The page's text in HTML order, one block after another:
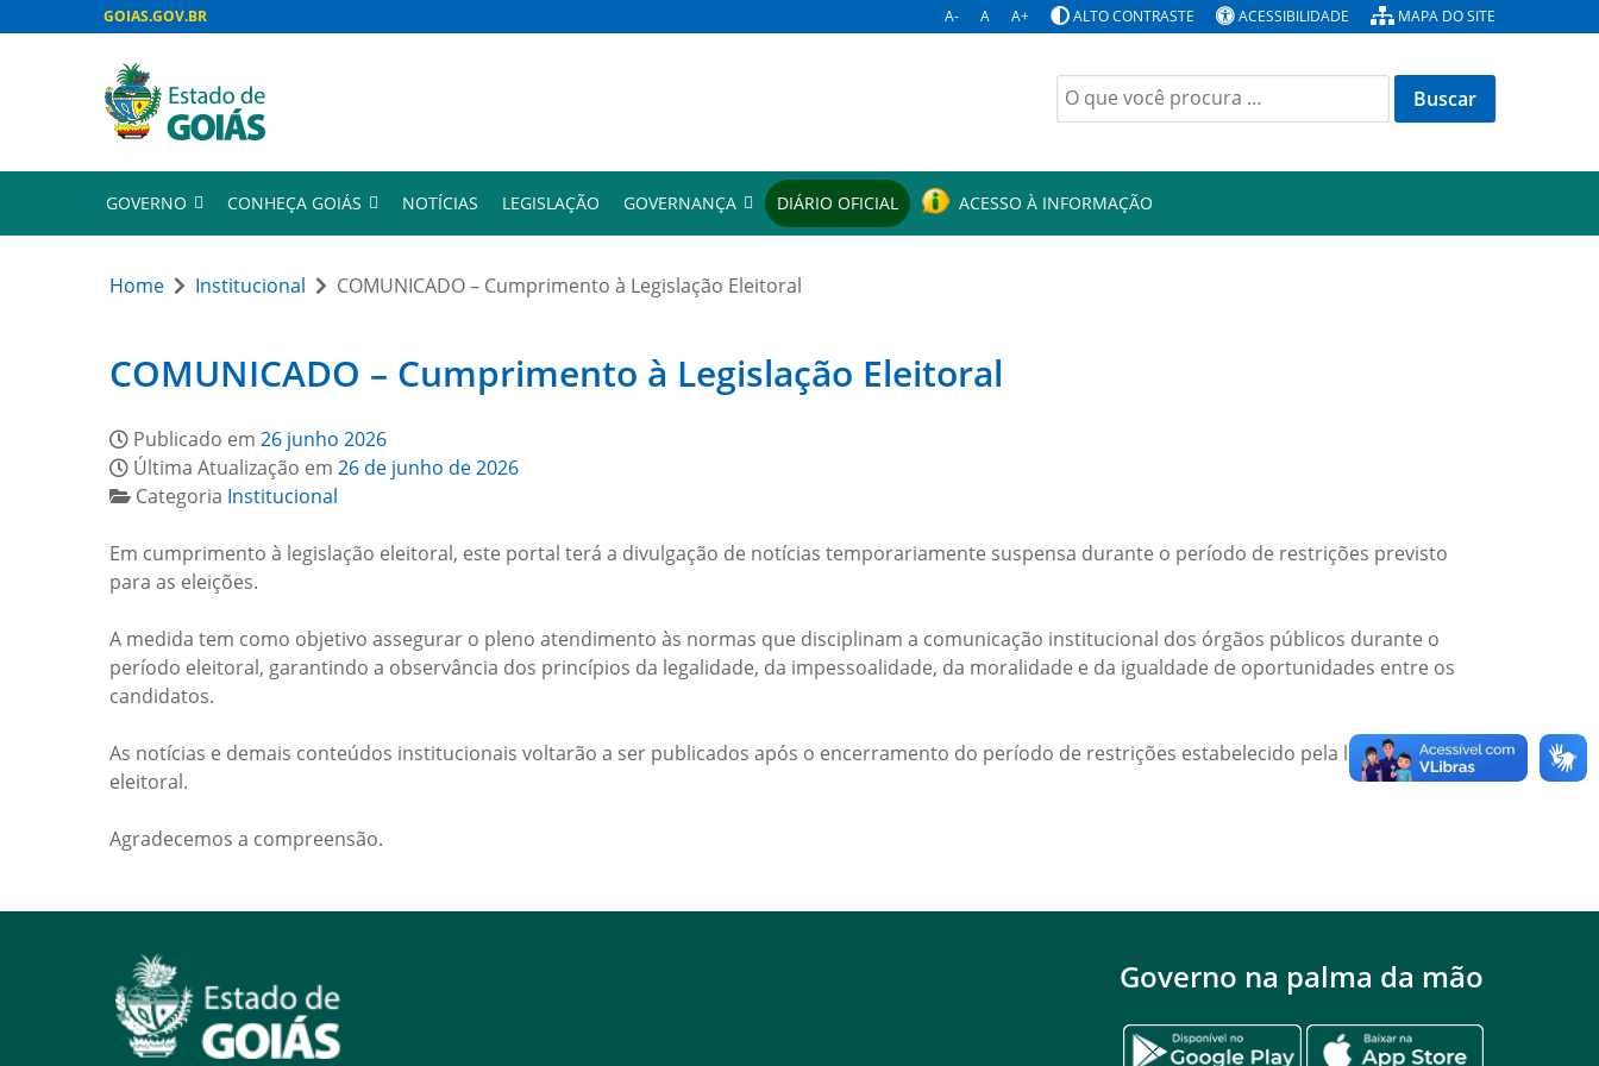
GOIAS.GOV.BR A- A A+ ALTO CONTRASTE ACESSIBILIDADE MAPA DO SITE
Buscar
por:
GOVERNO CONHEÇA GOIÁS NOTÍCIAS LEGISLAÇÃO GOVERNANÇA DIÁRIO OFICIAL ACESSO À INFORMAÇÃO
Home Institucional COMUNICADO – Cumprimento à Legislação Eleitoral
COMUNICADO – Cumprimento à Legislação Eleitoral
Publicado em 26 junho 2026
Última Atualização em 26 de junho de 2026
Categoria Institucional
Em cumprimento à legislação eleitoral, este portal terá a divulgação de notícias temporariamente suspensa durante o período de restrições previsto
para as eleições.
A medida tem como objetivo assegurar o pleno atendimento às normas que disciplinam a comunicação institucional dos órgãos públicos durante o
período eleitoral, garantindo a observância dos princípios da legalidade, da impessoalidade, da moralidade e da igualdade de oportunidades entre os
candidatos.
As notícias e demais conteúdos institucionais voltarão a ser publicados após o encerramento do período de restrições estabelecido pela legislação
eleitoral.
Agradecemos a compreensão.
Governo na palma da mão